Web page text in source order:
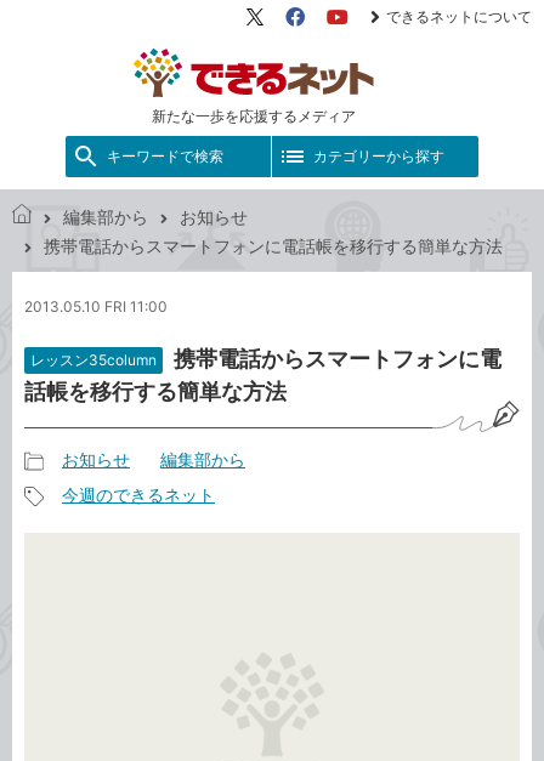
新たな一歩を応援するメディア
X（旧
FacebookYouTube
できるネットについて
キーワードで検索 カテゴリーから探す
で
き
ネ
ト
編集部から
お知らせ
携帯電話からスマートフォンに電話帳を移行する簡単な方法
2013.05.10 FRI 11:00
レッスン35column
携帯電話からスマートフォンに電
話帳を移行する簡単な方法
事
カ
お知らせ 編集部から
今週のできるネット